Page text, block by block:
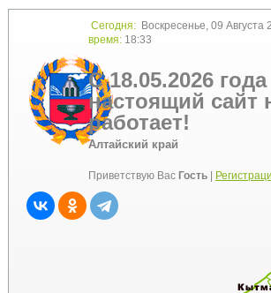
Сегодня:Воскресенье, 09 Августа
время:18:33
С 18.05.2026 года
настоящий сайт
работает!
Алтайский край
Приветствую Вас Гость|